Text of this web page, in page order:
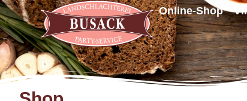
Online-Shop